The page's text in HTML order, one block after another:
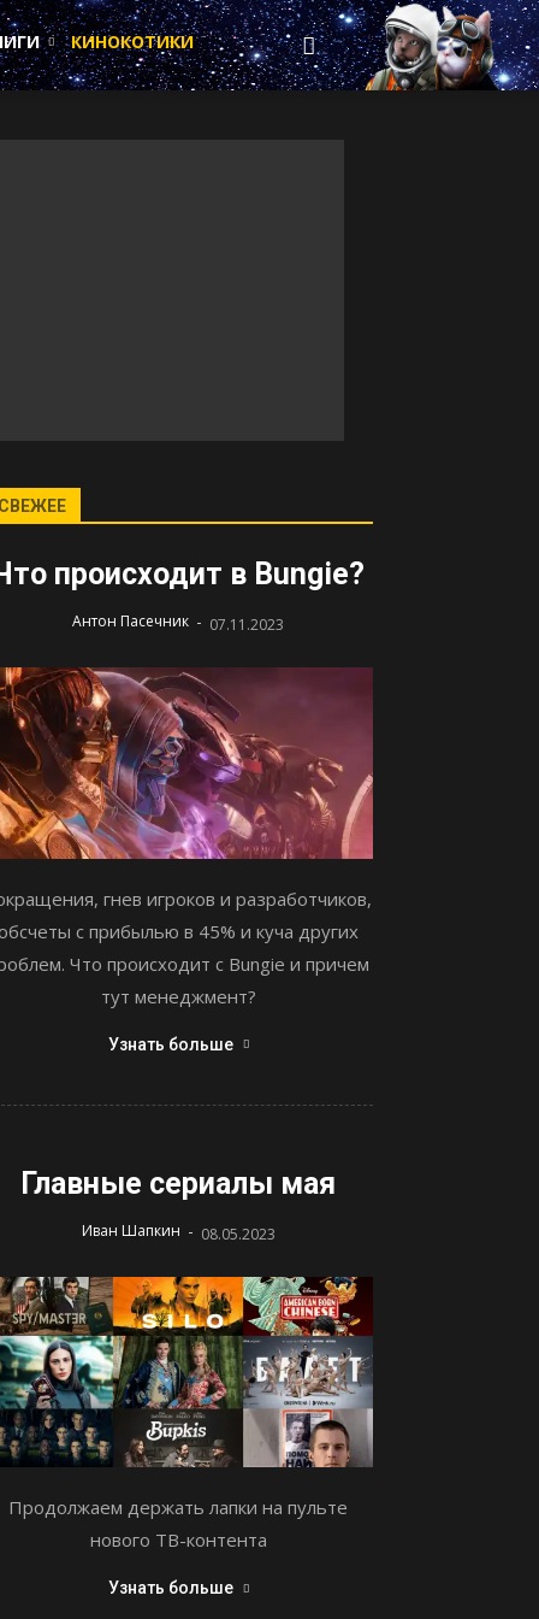
КИНОКОТИКИ
происходит в Bungie?
Антон Пасечник - 07.11.2023
гнев игроков и разработчиков,
с прибылью в 45% и куча других
Что происходит с Bungie и причем
тут менеджмент?
Узнать больше
Главные сериалы мая
Иван Шапкин - 08.05.2023
Продолжаем держать лапки на пульте
нового ТВ-контента
Узнать больше